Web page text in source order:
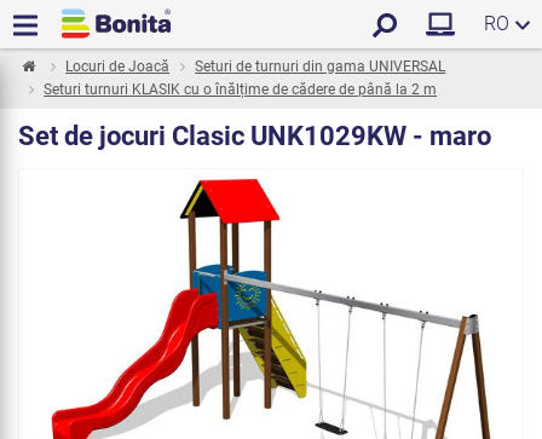
RO
Locuri de Joacă
Seturi de turnuri din gama UNIVERSAL
Seturi turnuri KLASIK cu o înălțime de cădere de până la 2 m
Set de jocuri Clasic UNK1029KW - maro